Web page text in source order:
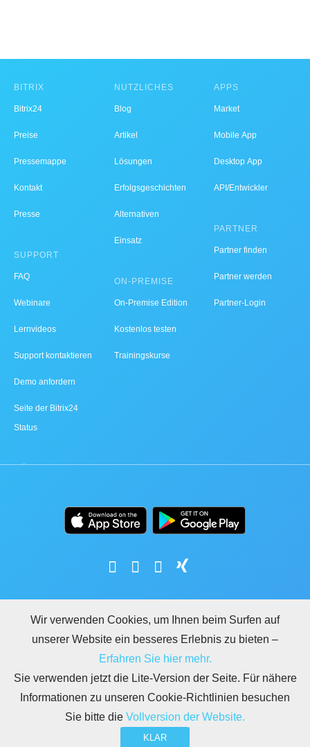
BITRIX
Bitrix24
Preise
Pressemappe
Kontakt
Presse
SUPPORT
FAQ
Webinare
Lernvideos
Support kontaktieren
Demo anfordern
Seite der Bitrix24
Status
NÜTZLICHES
Blog
Artikel
Lösungen
Erfolgsgeschichten
Alternativen
Einsatz
ON-PREMISE
On-Premise Edition
Kostenlos testen
Trainingskurse
APPS
Market
Mobile App
Desktop App
API/Entwickler
PARTNER
Partner finden
Partner werden
Partner-Login
MISSBRAUCH MELDEN
REGELN FÜR BITRIX24.WEBSITES
Copyright © 2026 Bitrix24
Wir verwenden Cookies, um Ihnen beim Surfen auf
unserer Website ein besseres Erlebnis zu bieten –
Erfahren Sie hier mehr.
Sie verwenden jetzt die Lite-Version der Seite. Für nähere
Informationen zu unseren Cookie-Richtlinien besuchen
Sie bitte die Vollversion der Website.
KLAR